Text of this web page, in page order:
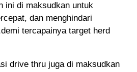
ini di maksudkan untuk
dan menghindari
tercapainya target herd
drive thru juga di maksudkan